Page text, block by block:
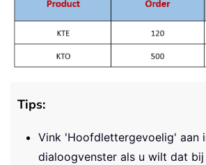
Tips:
Vink 'Hoofdlettergevoelig' aan
dialoogvenster als u wilt dat